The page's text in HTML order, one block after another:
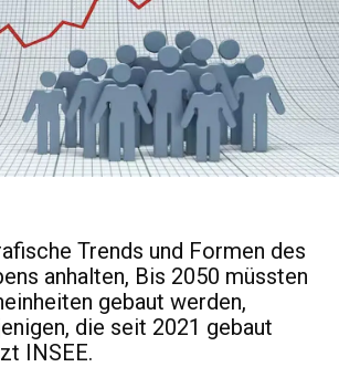
Trends und Formen des
anhalten, Bis 2050 müssten
gebaut werden,
die seit 2021 gebaut
INSEE.